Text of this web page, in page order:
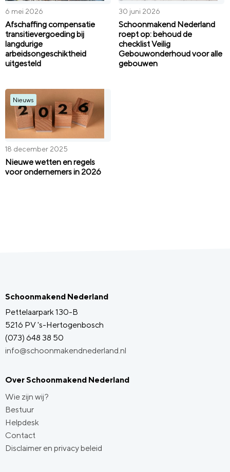
6 mei 2026
Afschaffing compensatie
transitievergoeding bij
langdurige
arbeidsongeschiktheid
uitgesteld
30 juni 2026
Schoonmakend Nederland
roept op: behoud de
checklist Veilig
Gebouwonderhoud voor alle
gebouwen
Nieuws
18 december 2025
Nieuwe wetten en regels
voor ondernemers in 2026
Schoonmakend Nederland
Pettelaarpark 130-B
5216 PV 's-Hertogenbosch
(073) 648 38 50
info@schoonmakendnederland.nl
Over Schoonmakend Nederland
Wie zijn wij?
Bestuur
Helpdesk
Contact
Disclaimer en privacy beleid